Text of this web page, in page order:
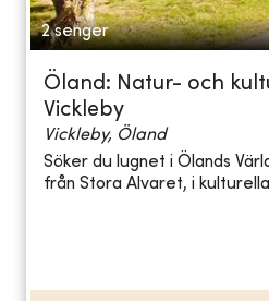
2 senger
Öland: Natur- och
Vickleby
Vickleby, Öland
Söker du lugnet i Ölands
från Stora Alvaret, i